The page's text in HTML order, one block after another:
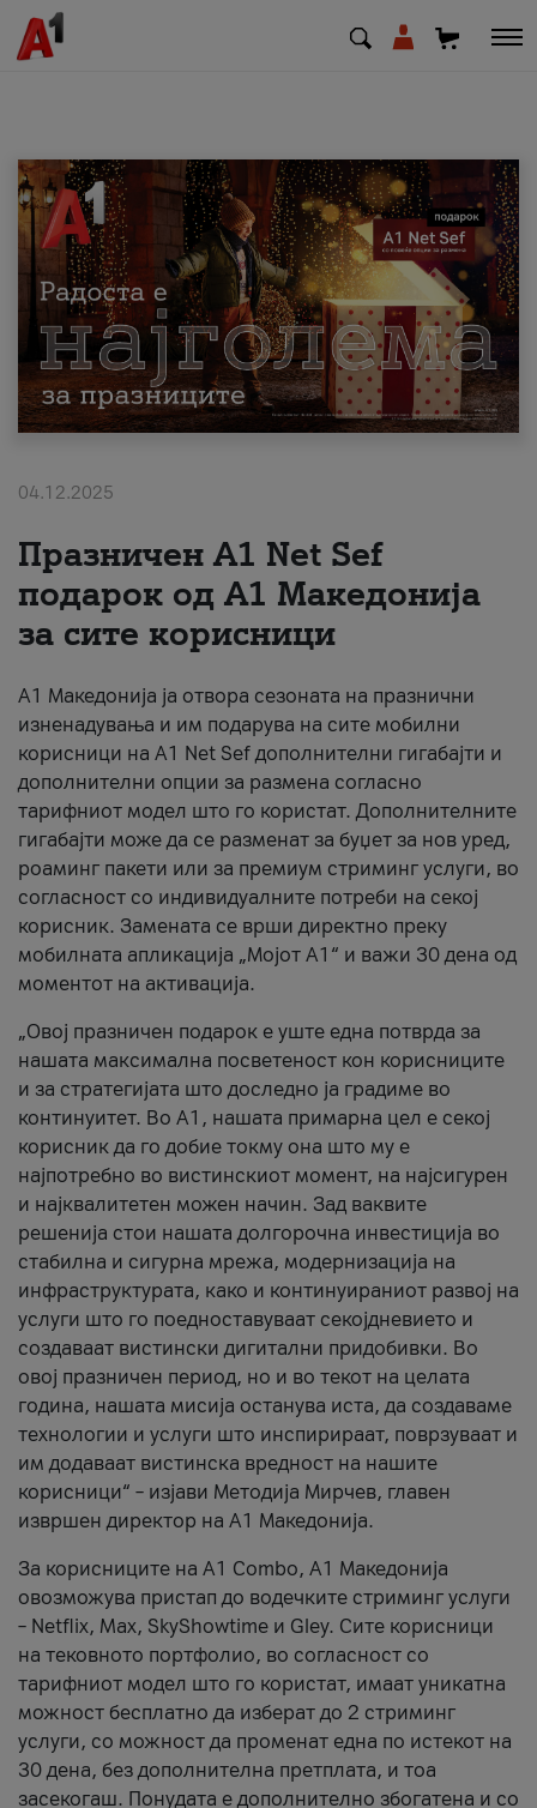
МК EN SQ
Приватни Деловни
Поддршка
Надополни кредит
За нас
#ПодобарОнлајн
04.12.2025
Празничен A1 Net Sеf
подарок од А1 Македонија
за сите корисници
А1 Македонија ја отвора сезоната на празнични
изненадувања и им подарува на сите мобилни
корисници на A1 Net Sef дополнителни гигабајти и
дополнителни опции за размена согласно
тарифниот модел што го користат. Дополнителните
гигабајти може да се разменат за буџет за нов уред,
роаминг пакети или за премиум стриминг услуги, во
согласност со индивидуалните потреби на секој
корисник. Замената се врши директно преку
мобилната апликација „Мојот А1“ и важи 30 дена од
моментот на активација.
„Овој празничен подарок е уште една потврда за
нашата максимална посветеност кон корисниците
и за стратегијата што доследно ја градиме во
континуитет. Во А1, нашата примарна цел е секој
корисник да го добие токму она што му е
најпотребно во вистинскиот момент, на најсигурен
и најквалитетен можен начин. Зад ваквите
решенија стои нашата долгорочна инвестиција во
стабилна и сигурна мрежа, модернизација на
инфраструктурата, како и континуираниот развој на
услуги што го поедноставуваат секојдневието и
создаваат вистински дигитални придобивки. Во
овој празничен период, но и во текот на целата
година, нашата мисија останува иста, да создаваме
технологии и услуги што инспирираат, поврзуваат и
им додаваат вистинска вредност на нашите
корисници“ – изјави Методија Мирчев, главен
извршен директор на А1 Македонија.
За корисниците на A1 Combo, А1 Македонија
овозможува пристап до водечките стриминг услуги
– Netflix, Max, SkyShowtime и Gley. Сите корисници
на тековното портфолио, во согласност со
тарифниот модел што го користат, имаат уникатна
можност бесплатно да изберат до 2 стриминг
услуги, со можност да променат една по истекот на
30 дена, без дополнителна претплата, и тоа
засекогаш. Понудата е дополнително збогатена и со